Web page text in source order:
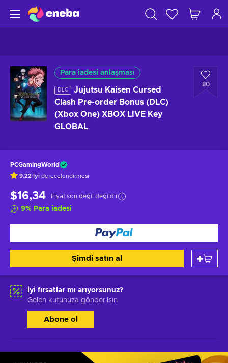
Para iadesi anlaşması
DLC
Jujutsu Kaisen Cursed
Clash Pre-order Bonus (DLC)
(Xbox One) XBOX LIVE Key
GLOBAL
80
PCGamingWorld
9.22 İyi derecelendirmesi
$16,34 Fiyat son değil değildir
9% Para iadesi
Şimdi satın al
İyi fırsatlar mı arıyorsunuz?
Gelen kutunuza gönderilsin
Abone ol